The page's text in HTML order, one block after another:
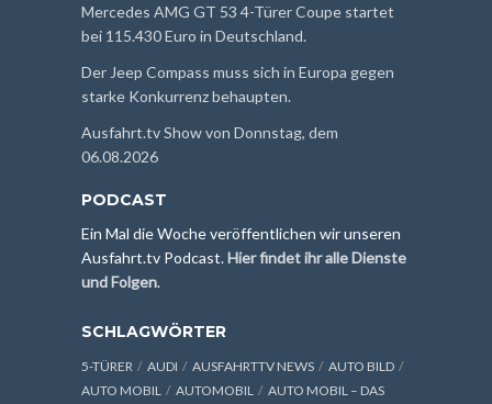
Mercedes AMG GT 53 4-Türer Coupe startet
bei 115.430 Euro in Deutschland.
Der Jeep Compass muss sich in Europa gegen
starke Konkurrenz behaupten.
Ausfahrt.tv Show von Donnstag, dem
06.08.2026
PODCAST
Ein Mal die Woche veröffentlichen wir unseren
Ausfahrt.tv Podcast.Hier findet ihr alle Dienste
und Folgen.
SCHLAGWÖRTER
5-TÜRER AUDI AUSFAHRTTV NEWS
AUTO BILD
AUTO MOBIL
AUTOMOBIL
AUTO MOBIL – DAS